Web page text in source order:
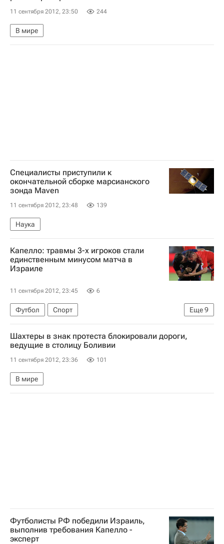
11 сентября 2012, 23:50 244
В мире
Специалисты приступили к
окончательной сборке марсианского
зонда Maven
11 сентября 2012, 23:48 139
Наука
Капелло: травмы 3-х игроков стали
единственным минусом матча в
Израиле
11 сентября 2012, 23:45 6
Еще9
Футбол
Спорт
Мультимедийный спортивный пакет
Фабио Капелло
Израиль
Шахтеры в знак протеста блокировали дороги,
ведущие в столицу Боливии
11 сентября 2012, 23:36 101
В мире
Футболисты РФ победили Израиль,
выполнив требования Капелло -
эксперт